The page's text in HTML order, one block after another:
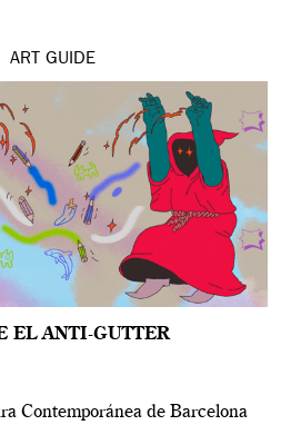
ART GUIDE
EL ANTI-GUTTER
Contemporánea de Barcelona